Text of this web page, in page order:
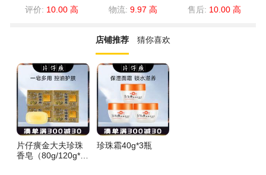
评价: 10.00 高 物流: 9.97 高 售后: 10.00 高
店铺推荐 猜你喜欢
片仔癀金大夫珍珠
香皂（80g/120g*4
珍珠霜40g*3瓶